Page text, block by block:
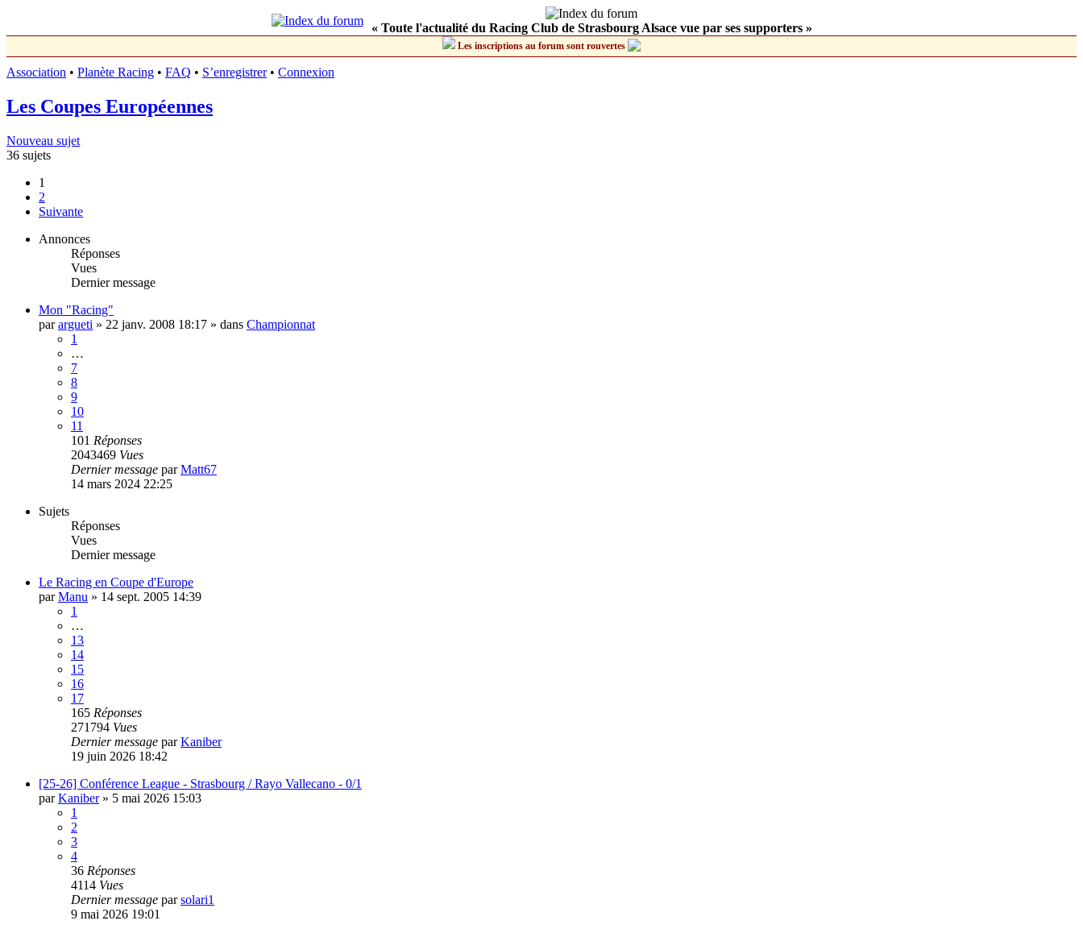
« Toute l'actualité du Racing Club de Strasbourg Alsace vue par ses supporters »
Les inscriptions au forum sont rouvertes
Association • Planète Racing • FAQ • S’enregistrer• Connexion
Les Coupes Européennes
Nouveau sujet
36 sujets
1
2
Suivante
Annonces
Réponses
Vues
Dernier message
Mon "Racing"
parargueti » 22 janv. 2008 18:17 » dans Championnat
1
…
7
8
9
10
11
101 Réponses
2043469 Vues
Dernier message parMatt67
14 mars 2024 22:25
Sujets
Réponses
Vues
Dernier message
Le Racing en Coupe d'Europe
parManu » 14 sept. 2005 14:39
1
…
13
14
15
16
17
165 Réponses
271794 Vues
Dernier message parKaniber
19 juin 2026 18:42
[25-26] Conférence League - Strasbourg / Rayo Vallecano - 0/1
parKaniber» 5 mai 2026 15:03
1
2
3
4
36 Réponses
4114 Vues
Dernier message parsolari1
9 mai 2026 19:01